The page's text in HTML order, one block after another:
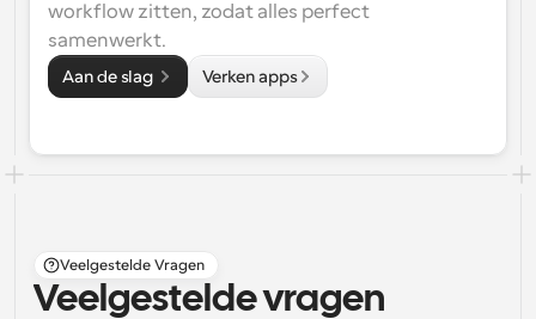
workflow zitten, zodat alles perfect
samenwerkt.
Aan de slag Verken apps
Veelgestelde Vragen
Veelgestelde vragen